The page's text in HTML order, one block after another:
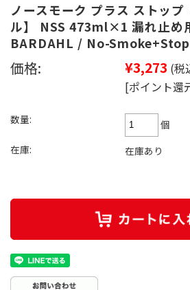
ノースモーク プラス ストップ
ル】 NSS 473ml×1 漏れ止め
BARDAHL / No-
価格: ¥3,273 (税
[ポイント還
数量:
個
在庫:
在庫あり